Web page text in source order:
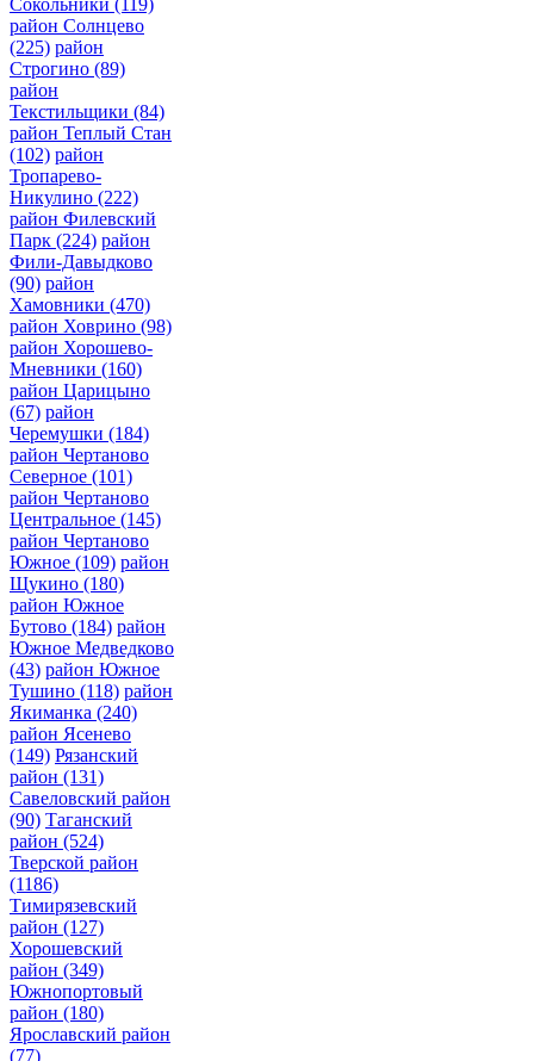
район Солнцево
(225) район
Строгино (89)
район
Текстильщики (84)
район Теплый Стан
(102) район
Тропарево-
Никулино (222)
район Филевский
Парк (224) район
Фили-Давыдково
(90) район
Хамовники (470)
район Ховрино (98)
район Хорошево-
Мневники (160)
район Царицыно
(67) район
Черемушки (184)
район Чертаново
Северное (101)
район Чертаново
Центральное (145)
район Чертаново
Южное (109) район
Щукино (180)
район Южное
Бутово (184) район
Южное Медведково
(43) район Южное
Тушино (118) район
Якиманка (240)
район Ясенево
(149) Рязанский
район (131)
Савеловский район
(90) Таганский
район (524)
Тверской район
(1186)
Тимирязевский
район (127)
Хорошевский
район (349)
Южнопортовый
район (180)
Ярославский район
(77)